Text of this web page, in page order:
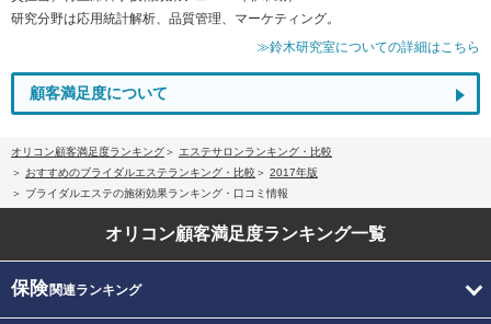
研究分野は応用統計解析、品質管理、マーケティング。
≫鈴木研究室についての詳細はこちら
顧客満足度について
オリコン顧客満足度ランキング
エステサロンランキング・比較
おすすめのブライダルエステランキング・比較
2017年版
ブライダルエステの施術効果ランキング・口コミ情報
オリコン顧客満足度ランキング一覧
保険関連ランキング